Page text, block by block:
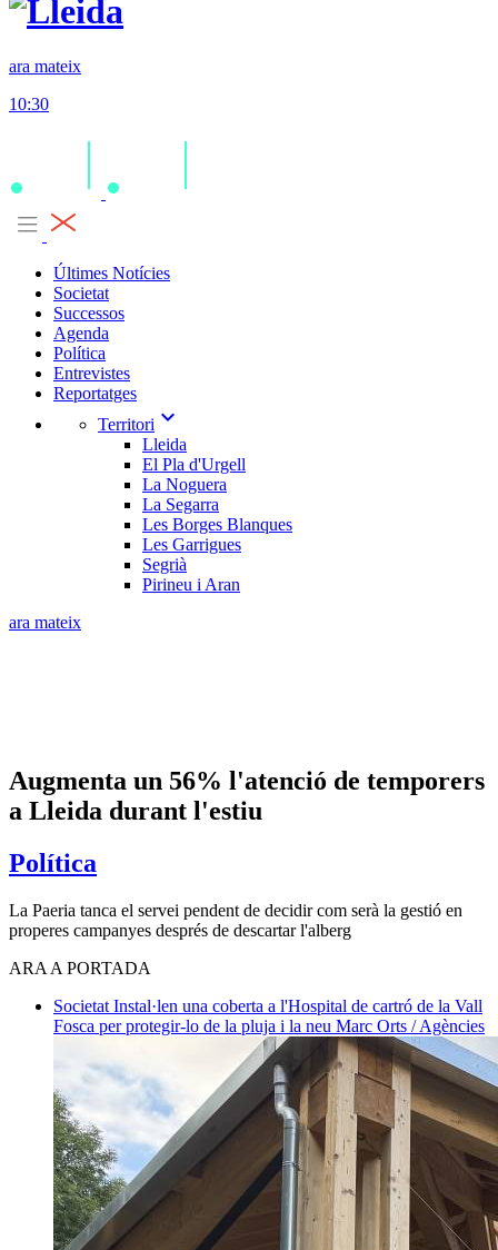
ara mateix
10:30
Últimes Notícies
Societat
Successos
Agenda
Política
Entrevistes
Reportatges
Territori expand_more
Lleida
El Pla d'Urgell
La Noguera
La Segarra
Les Borges Blanques
Les Garrigues
Segrià
Pirineu i Aran
ara mateix
Augmenta un 56% l'atenció de temporers
a Lleida durant l'estiu
Política
La Paeria tanca el servei pendent de decidir com serà la gestió en
properes campanyes després de descartar l'alberg
ARA A PORTADA
Societat Instal·len una coberta a l'Hospital de cartró de la Vall
Fosca per protegir-lo de la pluja i la neu Marc Orts / Agències